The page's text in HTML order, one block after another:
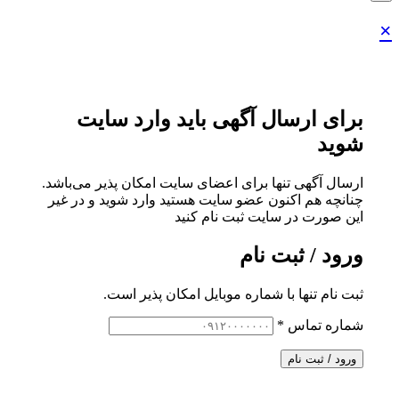
×
برای ارسال آگهی باید وارد سایت
شوید
ارسال آگهی تنها برای اعضای سایت امکان پذیر می‌باشد.
چنانچه هم‌ اکنون عضو سایت هستید وارد شوید و در غیر
این صورت در سایت ثبت نام کنید
ورود / ثبت نام
ثبت نام تنها با شماره موبایل امکان پذیر است.
شماره تماس *
ورود / ثبت نام